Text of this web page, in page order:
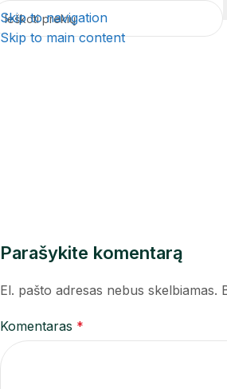
Skip to navigation
Skip to main content
Parašykite komentarą
El. pašto adresas nebus skelbiamas.
Komentaras *